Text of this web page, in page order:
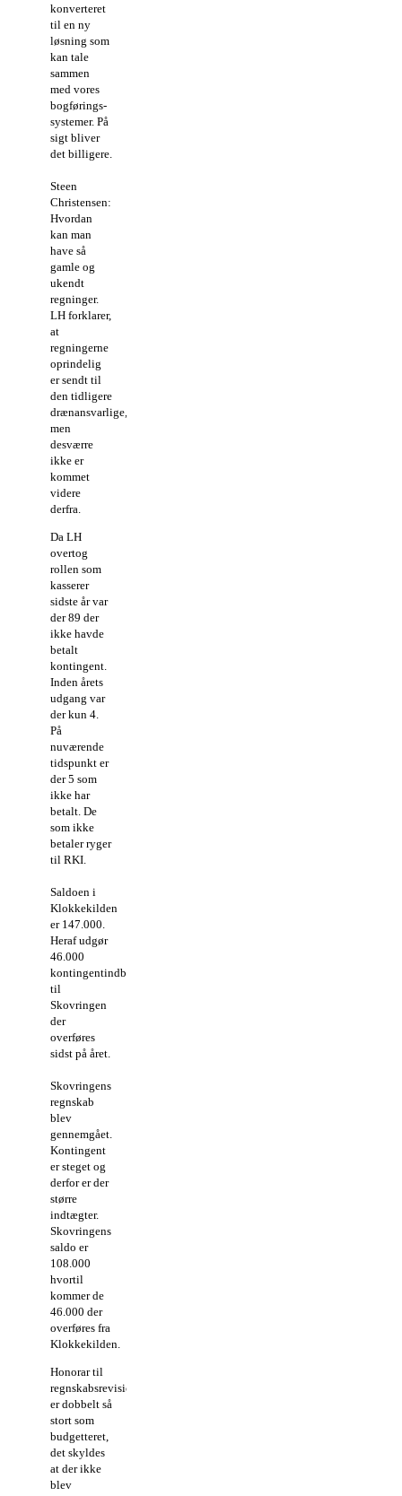
konverteret
til en ny
løsning som
kan tale
sammen
med vores
bogførings-
systemer. På
sigt bliver
det billigere.
Steen
Christensen:
Hvordan
kan man
have så
gamle og
ukendt
regninger.
LH forklarer,
at
regningerne
oprindelig
er sendt til
den tidligere
drænansvarlige,
men
desværre
ikke er
kommet
videre
derfra.
Da LH
overtog
rollen som
kasserer
sidste år var
der 89 der
ikke havde
betalt
kontingent.
Inden årets
udgang var
der kun 4.
På
nuværende
tidspunkt er
der 5 som
ikke har
betalt. De
som ikke
betaler ryger
til RKI.
Saldoen i
Klokkekilden
er 147.000.
Heraf udgør
46.000
kontingentindbetalinger
til
Skovringen
der
overføres
sidst på året.
Skovringens
regnskab
blev
gennemgået.
Kontingent
er steget og
derfor er der
større
indtægter.
Skovringens
saldo er
108.000
hvortil
kommer de
46.000 der
overføres fra
Klokkekilden.
Honorar til
regnskabsrevisionen
er dobbelt så
stort som
budgetteret,
det skyldes
at der ikke
blev